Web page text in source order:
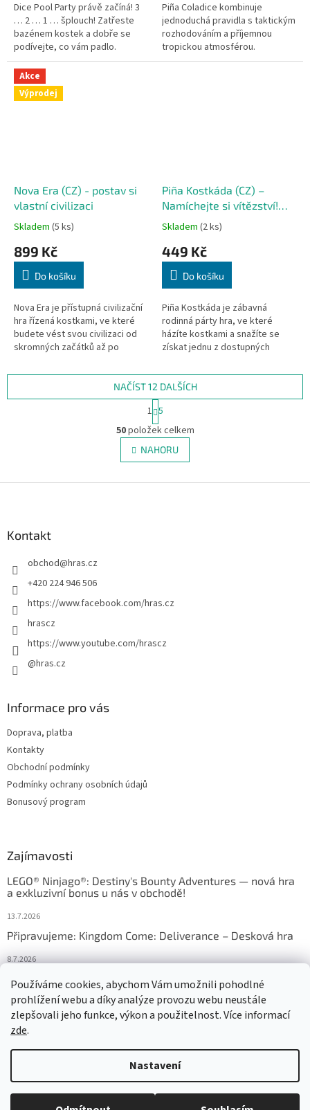
Používáme cookies, abychom Vám umožnili pohodlné
prohlížení webu a díky analýze provozu webu neustále
zlepšovali jeho funkce, výkon a použitelnost. Více informací
zde.
Nastavení
Dice Pool Party právě začíná! 3
… 2 … 1 … šplouch! Zatřeste
bazénem kostek a dobře se
podívejte, co vám padlo.
Piña Coladice kombinuje
jednoduchá pravidla s taktickým
rozhodováním a příjemnou
tropickou atmosférou.
Podtácky zobrazují skutečné
Akce
Výprodej
Nova Era (CZ) - postav si
vlastní civilizaci
Skladem (5 ks)
899 Kč
Do košíku
Nova Era je přístupná civilizační
hra řízená kostkami, ve které
budete vést svou civilizaci od
skromných začátků až po
území, objevujte nové...
Piña Kostkáda (CZ) –
Namíchejte si vítězství!
Piña Coladice (CZ)
Skladem (2 ks)
449 Kč
Do košíku
Piña Kostkáda je zábavná
rodinná párty hra, ve které
házíte kostkami a snažíte se
získat jednu z dostupných
Umístěte své koktejlové žetony
dříve než...
O
v
l
á
ý
s
NAČÍST 12 DALŠÍCH
S
t
r
á
n
k
v
1 5
50položek celkem
NAHORU
Kontakt
obchod@hras.cz
+420 224 946 506
https://www.facebook.com/hras.cz
hrascz
https://www.youtube.com/hrascz
@hras.cz
Informace pro vás
Doprava, platba
Kontakty
Obchodní podmínky
Podmínky ochrany osobních údajů
Bonusový program
Zajímavosti
LEGO® Ninjago®: Destiny's Bounty Adventures — nová hra
a exkluzivní bonus u nás v obchodě!
13.7.2026
Připravujeme: Kingdom Come: Deliverance – Desková hra
8.7.2026
Nejlepší deskové hry: výběr, který frčí v celém Česku
18.6.2026
Copyright 2026HRAS. Všechna práva vyhrazena.Upravit nastavení